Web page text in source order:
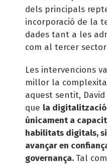
dels principals
incorporació de la
dades tant a les
com al tercer
Les intervencions
millor la
aquest sentit,
que la
únicament a
habilitats digitals,
avançar en
governança.Tal